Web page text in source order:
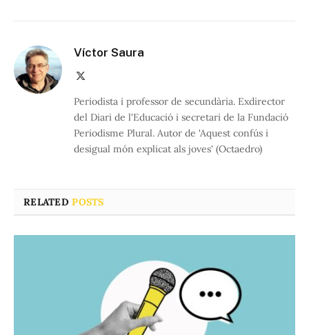
Víctor Saura
Periodista i professor de secundària. Exdirector
del Diari de l'Educació i secretari de la Fundació
Periodisme Plural. Autor de 'Aquest confús i
desigual món explicat als joves' (Octaedro)
RELATEDPOSTS